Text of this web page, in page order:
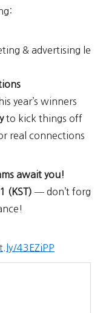
& advertising le
year’s winners
to kick things off
real connections
await you!
(KST) — don’t forg
43EZiPP